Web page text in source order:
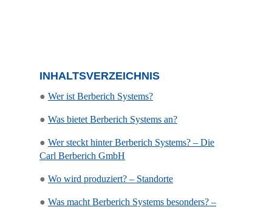
INHALTSVERZEICHNIS
● Wer ist Berberich Systems?
● Was bietet Berberich Systems an?
● Wer steckt hinter Berberich Systems? – Die
Carl Berberich GmbH
● Wo wird produziert? – Standorte
● Was macht Berberich Systems besonders? –